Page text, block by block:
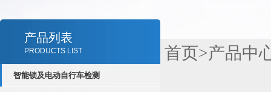
产品列表
PRODUCTS LIST
智能锁及电动自行车检测
首页>产品中